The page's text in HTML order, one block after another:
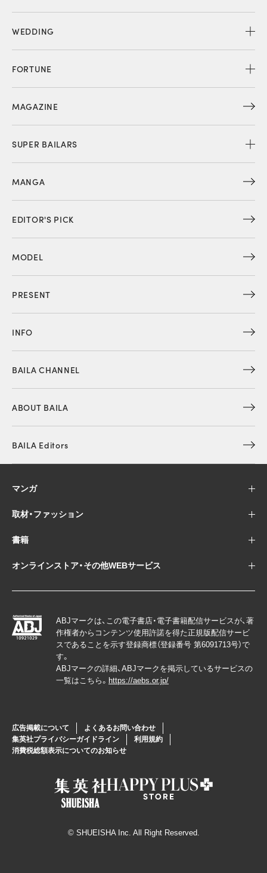
WEDDING
FORTUNE
MAGAZINE
SUPER BAILARS
MANGA
EDITOR'S PICK
MODEL
PRESENT
INFO
BAILA CHANNEL
ABOUT BAILA
BAILA Editors
マンガ
取材・ファッション
書籍
オンラインストア・その他WEBサービス
ABJマークは、この電子書店・電子書籍配信サービスが、著
作権者からコンテンツ使用許諾を得た正規版配信サービ
スであることを示す登録商標（登録番号 第6091713号）で
す。
ABJマークの詳細、ABJマークを掲示しているサービスの
一覧はこちら。 https://aebs.or.jp/
広告掲載について
よくあるお問い合わせ
集英社プライバシーガイドライン
利用規約
消費税総額表示についてのお知らせ
© SHUEISHA Inc. All Right Reserved.